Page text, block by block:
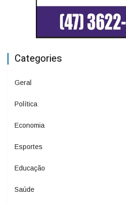
Categories
Geral
Política
Economia
Esportes
Educação
Saúde